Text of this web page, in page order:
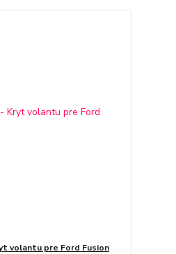
volantu pre Ford Fusion